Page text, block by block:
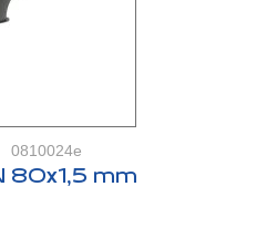
0810024e
80x1,5 mm